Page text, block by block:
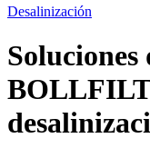
Desalinización